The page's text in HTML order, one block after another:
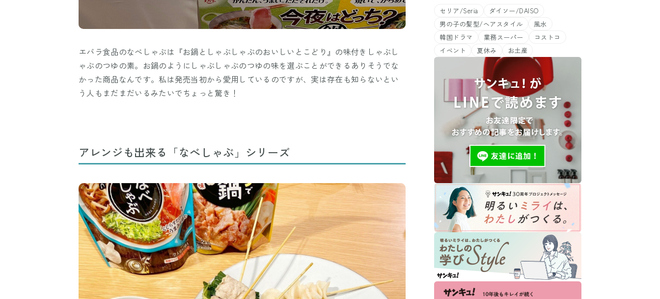
エバラ食品のなべしゃぶは『お鍋としゃぶしゃぶのおいしいとこどり』の味付きしゃぶし
ゃぶのつゆの素。お鍋のようにしゃぶしゃぶのつゆの味を選ぶことができるありそうでな
かった商品なんです。私は発売当初から愛用しているのですが、実は存在も知らないとい
う人もまだまだいるみたいでちょっと驚き！
アレンジも出来る「なべしゃぶ」シリーズ
セリア/Seria
ダイソー/DAISO
男の子の髪型/ヘアスタイル
風水
韓国ドラマ
業務スーパー
コストコ
イベント
夏休み お土産